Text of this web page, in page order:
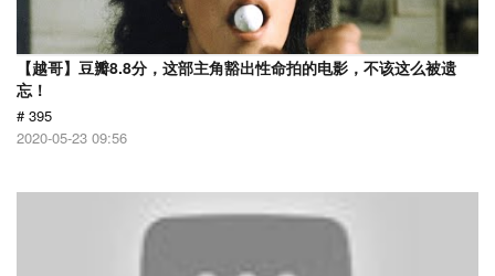
【越哥】豆瓣8.8分，这部主角豁出性命拍的电影，不该这么被遗
忘！
# 395
2020-05-23 09:56